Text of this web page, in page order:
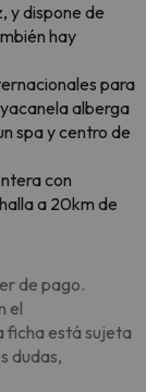
y dispone de
hay
para
alberga
spa y centro de
con
a 20km de
de pago.
el
ficha está sujeta
dudas,